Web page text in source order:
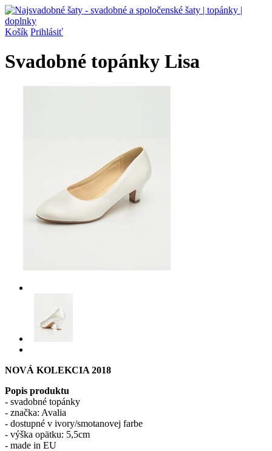
Košík Prihlásiť
Svadobné topánky Lisa
NOVÁ KOLEKCIA 2018
Popis produktu
- svadobné topánky
- značka: Avalia
- dostupné v ivory/smotanovej farbe
- výška opätku: 5,5cm
- made in EU